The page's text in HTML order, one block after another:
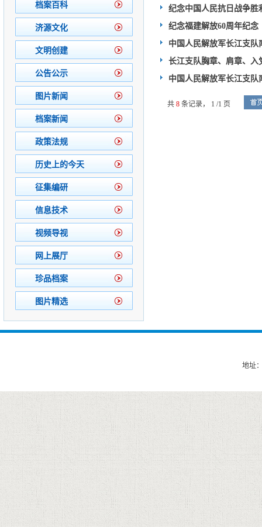
档案百科
济源文化
文明创建
公告公示
图片新闻
档案新闻
政策法规
历史上的今天
征集编研
信息技术
视频导视
网上展厅
珍品档案
图片精选
纪念中国人民抗日战争胜
纪念福建解放60周年纪
中国人民解放军长江支
长江支队胸章、肩章、入
中国人民解放军长江支
共8 条记录， 1 /1 页
地址